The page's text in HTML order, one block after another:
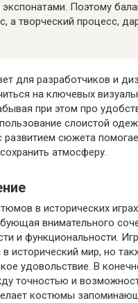
Поэтому
а творческий процесс,
для разработчиков и
на ключевых
при этом про
слоистой
сюжета
атмосферу.
в исторических
внимательного
и функциональности.
в исторический мир, но
удовольствие. В
точностью и
костюмы